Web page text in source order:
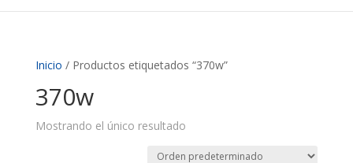
Inicio / Productos etiquetados “370w”
370w
Mostrando el único resultado